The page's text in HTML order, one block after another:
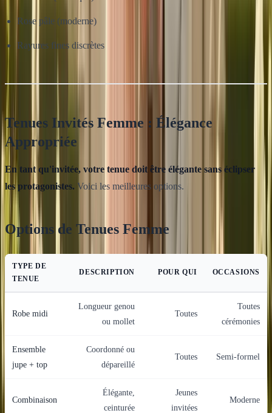
Rose pâle (moderne)
Rayures fines discrètes
Tenues Invités Femme : Élégance
Appropriée
En tant qu'invitée, votre tenue doit être élégante sans éclipser
les protagonistes. Voici les meilleures options.
Options de Tenues Femme
TYPE DE
TENUE
DESCRIPTION POUR QUI OCCASIONS
Robe midi
Longueur genou
ou mollet
Toutes
Toutes
cérémonies
Ensemble
jupe + top
Coordonné ou
dépareillé
Toutes Semi-formel
Combinaison
Élégante,
ceinturée
Jeunes
invitées
Moderne